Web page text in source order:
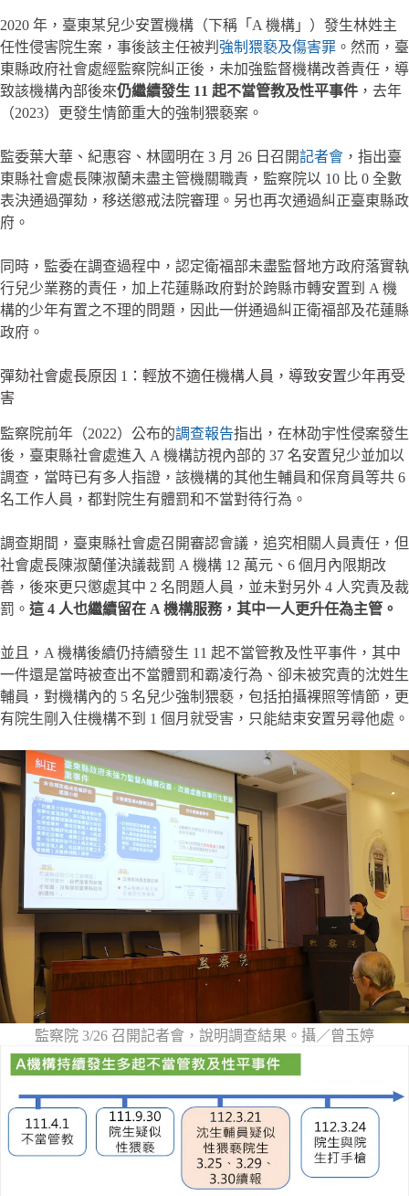
2020 年，臺東某兒少安置機構（下稱「A 機構」）發生林姓主
任性侵害院生案，事後該主任被判 強制猥褻及傷害罪 。然而，臺
東縣政府社會處經監察院糾正後，未加強監督機構改善責任，導
致該機構內部後來仍繼續發生 11 起不當管教及性平事件 ，去年
（2023）更發生情節重大的強制猥褻案。
監委葉大華、紀惠容、林國明在 3 月 26 日召開記者會 ，指出臺
東縣社會處長陳淑蘭未盡主管機關職責，監察院以 10 比 0 全數
表決通過彈劾，移送懲戒法院審理。另也再次通過糾正臺東縣政
府。
同時，監委在調查過程中，認定衛福部未盡監督地方政府落實執
行兒少業務的責任，加上花蓮縣政府對於跨縣市轉安置到 A 機
構的少年有置之不理的問題，因此一併通過糾正衛福部及花蓮縣
政府。
彈劾社會處長原因 1：輕放不適任機構人員，導致安置少年再受
害
監察院前年（2022）公布的調查報告指出，在林劭宇性侵案發生
後，臺東縣社會處進入 A 機構訪視內部的 37 名安置兒少並加以
調查，當時已有多人指證，該機構的其他生輔員和保育員等共 6
名工作人員，都對院生有體罰和不當對待行為。
調查期間，臺東縣社會處召開審認會議，追究相關人員責任，但
社會處長陳淑蘭僅決議裁罰 A 機構 12 萬元、6 個月內限期改
善，後來更只懲處其中 2 名問題人員，並未對另外 4 人究責及裁
罰。 這 4 人也繼續留在 A 機構服務，其中一人更升任為主管。
並且，A 機構後續仍持續發生 11 起不當管教及性平事件，其中
一件還是當時被查出不當體罰和霸凌行為、卻未被究責的沈姓生
輔員，對機構內的 5 名兒少強制猥褻，包括拍攝裸照等情節，更
有院生剛入住機構不到 1 個月就受害，只能結束安置另尋他處。
監察院 3/26 召開記者會，說明調查結果。攝／曾玉婷